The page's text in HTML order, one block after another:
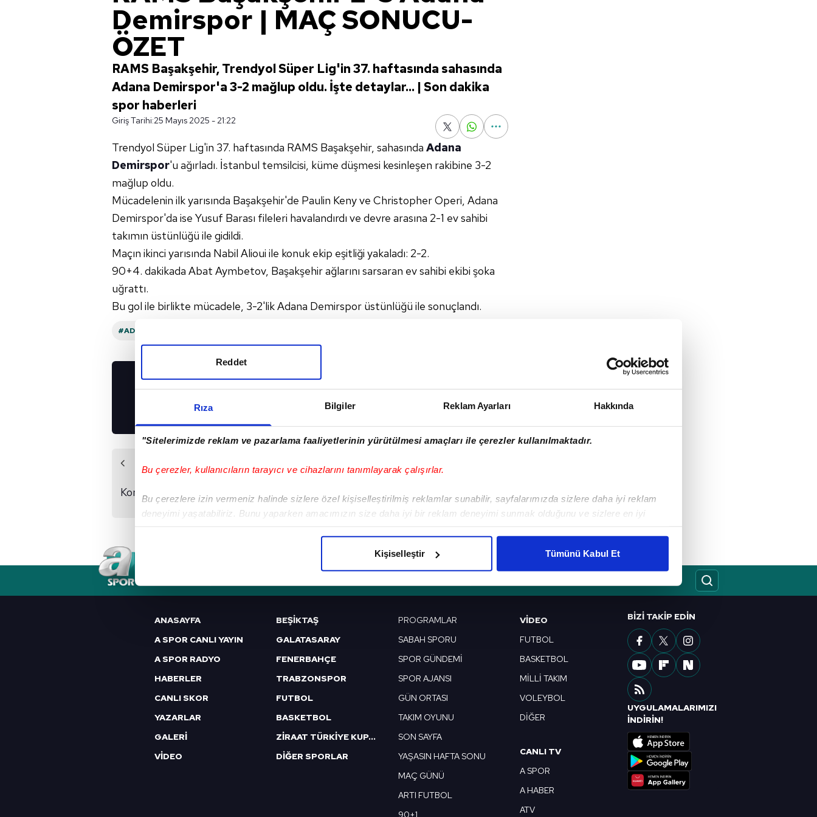
Rıza Bilgiler Reklam Ayarları Hakkında
"Sitelerimizde reklam ve pazarlama faaliyetlerinin yürütülmesi amaçları ile çerezler kullanılmaktadır.
Bu çerezler, kullanıcıların tarayıcı ve cihazlarını tanımlayarak çalışırlar.
Bu çerezlere izin vermeniz halinde sizlere özel kişiselleştirilmiş reklamlar sunabilir, sayfalarımızda sizlere daha iyi reklam
deneyimi yaşatabiliriz. Bunu yaparken amacımızın size daha iyi bir reklam deneyimi sunmak olduğunu ve sizlere en iyi
Her halükârda, kullanıcılar, bu çerezlere izin vermedikleri takdirde, kullanıcılara hedefli reklamlar gösterilmeyecektir."
çerezler vasıtasıyla çeşitli kişisel verileriniz işlenmekte olup gerekli olan çerezler bilgi toplumu hizmetlerinin sunulması
reklam/pazarlama faaliyetlerinin yapılması, amaçlarıyla sınırlı olarak açık rızanız dahilinde kullanılacaktır.
Çerezlere ilişkin tercihlerinizi aşağıda yer alan panel vasıtasıyla belirleyebilirsiniz. Çerezlere ilişkin detaylı bilgi için Ayarlar
6698 sayılı Kişisel Verilerin Korunması Kanunu uyarınca hazırlanmış Aydınlatma Metnimizi okumak ve sitemizde ilgili
mevzuata uygun olarak kullanılan çerezlerle ilgili bilgi almak için lütfen
Reddet
Kişiselleştir Tümünü Kabul Et
Demirspor | MAÇ SONUCU-
ÖZET
RAMS Başakşehir, Trendyol Süper Lig'in 37. haftasında sahasında
Adana Demirspor'a 3-2 mağlup oldu. İşte detaylar... | Son dakika
spor haberleri
Giriş Tarihi:25 Mayıs 2025 - 21:22
Trendyol Süper Lig'in 37. haftasında RAMS Başakşehir, sahasında Adana
Demirspor'u ağırladı. İstanbul temsilcisi, küme düşmesi kesinleşen rakibine 3-2
mağlup oldu.
Mücadelenin ilk yarısında Başakşehir'de Paulin Keny ve Christopher Operi, Adana
Demirspor'da ise Yusuf Barası fileleri havalandırdı ve devre arasına 2-1 ev sahibi
takımın üstünlüğü ile gidildi.
Maçın ikinci yarısında Nabil Alioui ile konuk ekip eşitliği yakaladı: 2-2.
90+4. dakikada Abat Aymbetov, Başakşehir ağlarını sarsaran ev sahibi ekibi şoka
uğrattı.
Bu gol ile birlikte mücadele, 3-2'lik Adana Demirspor üstünlüğü ile sonuçlandı.
#ADANA DEMIRSPOR
UYGULAMALARIMIZI
İNDİRİN!
Önceki Haber
Hatayspor-
Konyaspor maçı hangi
kanalda?
Sonraki Haber
Alanyaspor ligde kaldı!
ANASAYFA
A SPOR CANLI YAYIN
A SPOR RADYO
HABERLER
CANLI SKOR
YAZARLAR
GALERİ
VİDEO
BEŞİKTAŞ
GALATASARAY
FENERBAHÇE
TRABZONSPOR
FUTBOL
BASKETBOL
ZİRAAT TÜRKİYE KUPASI
DİĞER SPORLAR
PROGRAMLAR
SABAH SPORU
SPOR GÜNDEMİ
SPOR AJANSI
GÜN ORTASI
TAKIM OYUNU
SON SAYFA
YAŞASIN HAFTA SONU
MAÇ GÜNÜ
ARTI FUTBOL
90+1
VIDEO
FUTBOL
BASKETBOL
MİLLİ TAKIM
VOLEYBOL
DİĞER
CANLI TV
A SPOR
A HABER
ATV
BIZI TAKIP EDIN
UYGULAMALARIMIZI
İNDİRİN!